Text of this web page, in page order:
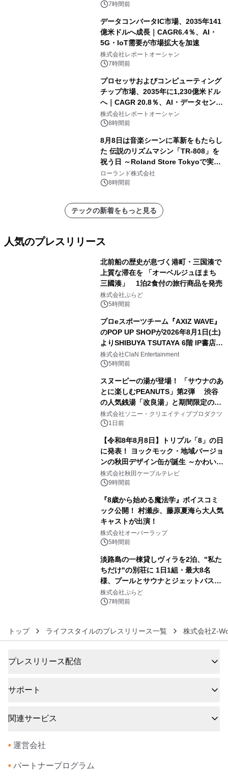
7時間前
データコンバータIC市場、2035年141
億米ドルへ成長｜CAGR6.4％、AI・
5G・IoT需要が市場拡大を加速
株式会社レポートオーシャン
7時間前
プロセッサおよびコンピューティング
チップ市場、2035年に1,230億米ドル
へ｜CAGR 20.8％、AI・データセンタ
ー需要が成長を牽引
株式会社レポートオーシャン
8時間前
8月8日は音楽シーンに革新をもたらし
た 伝説のリズムマシン「TR-808」を
祝う日 ～Roland Store Tokyoで実機
を展示しての 記念キャンペーンを開
催 英国ラジオ「NTS」の 特別プログ
アーティストを フィーチャーしたアニ
メーションを公開～
ローランド株式会社
8時間前
テックの新着をもっと見る
人気のプレスリリース
北前船の歴史が息づく港町・三国湊で
上質な滞在を 「オーベルジュほまち
三國湊」 1泊2食付の旅行商品を発売
株式会社ぷらど
5時間前
プロeスポーツチーム『AXIZ WAVE』
のPOP UP SHOPが2026年8月1日(土)
よりSHIBUYA TSUTAYA 6階 IP書店で
開催決定！！
株式会社ClaN Entertainment
5時間前
スヌーピーの湯が登場！ 「サウナのあ
とに楽しむPEANUTS」第2弾 渋谷
の人気銭湯「改良湯」と期間限定のコ
ラボレーション サウナイキタイコラ
ボグッズも発売決定！
株式会社ソニー・クリエイティブプロダクツ
1日前
【令和8年8月8日】トリプル「8」の日
に発表！ ヨックモック・地域バージョ
ンの秋田デザイン缶が誕生 ～かわいい
秋田犬の子犬と秋田の四季と名所を巡
るパッケージ～ 9月1日(火)秋田県内で
株式会社秋田ケーブルテレビ
9時間前
『8歳から始める魔法学』ボイスコミ
ック公開！ 村瀬歩、藤原夏海ら大人気
キャストが出演！
株式会社オーバーラップ
5時間前
淡路島の一棟貸しヴィラを2泊、"私た
ちだけ"の別荘に 1日1組・最大8名
様、プールとサウナとジェットバス付
きで Villa Mon Temps AWAJIの連泊
素泊りプラン
株式会社ぷらど
7時間前
トップ ライフスタイルのプレスリリース一覧 株式会社Z-
プレスリリース配信
サポート
関連サービス
• 運営会社
• パートナープログラム